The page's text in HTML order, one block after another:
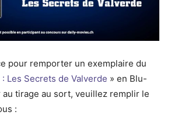
pour remporter un exemplaire du
Les Secrets de Valverde » en Blu-
tirage au sort, veuillez remplir le
: